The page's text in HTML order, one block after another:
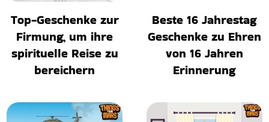
Top-Geschenke zur
Firmung, um ihre
spirituelle Reise zu
bereichern
Beste 16 Jahrestag
Geschenke zu Ehren
von 16 Jahren
Erinnerung